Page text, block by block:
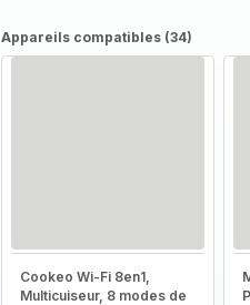
Appareils compatibles (34)
Cookeo Wi-Fi 8en1,
Multicuiseur, 8 modes de